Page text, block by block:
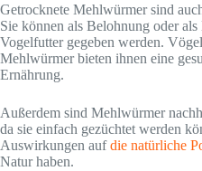
Getrocknete Mehlwürmer sind
Sie können als Belohnung oder
Vogelfutter gegeben werden.
Mehlwürmer bieten ihnen eine
Ernährung.
Außerdem sind Mehlwürmer
da sie einfach gezüchtet werden
Auswirkungen aufdie natürliche
Natur haben.